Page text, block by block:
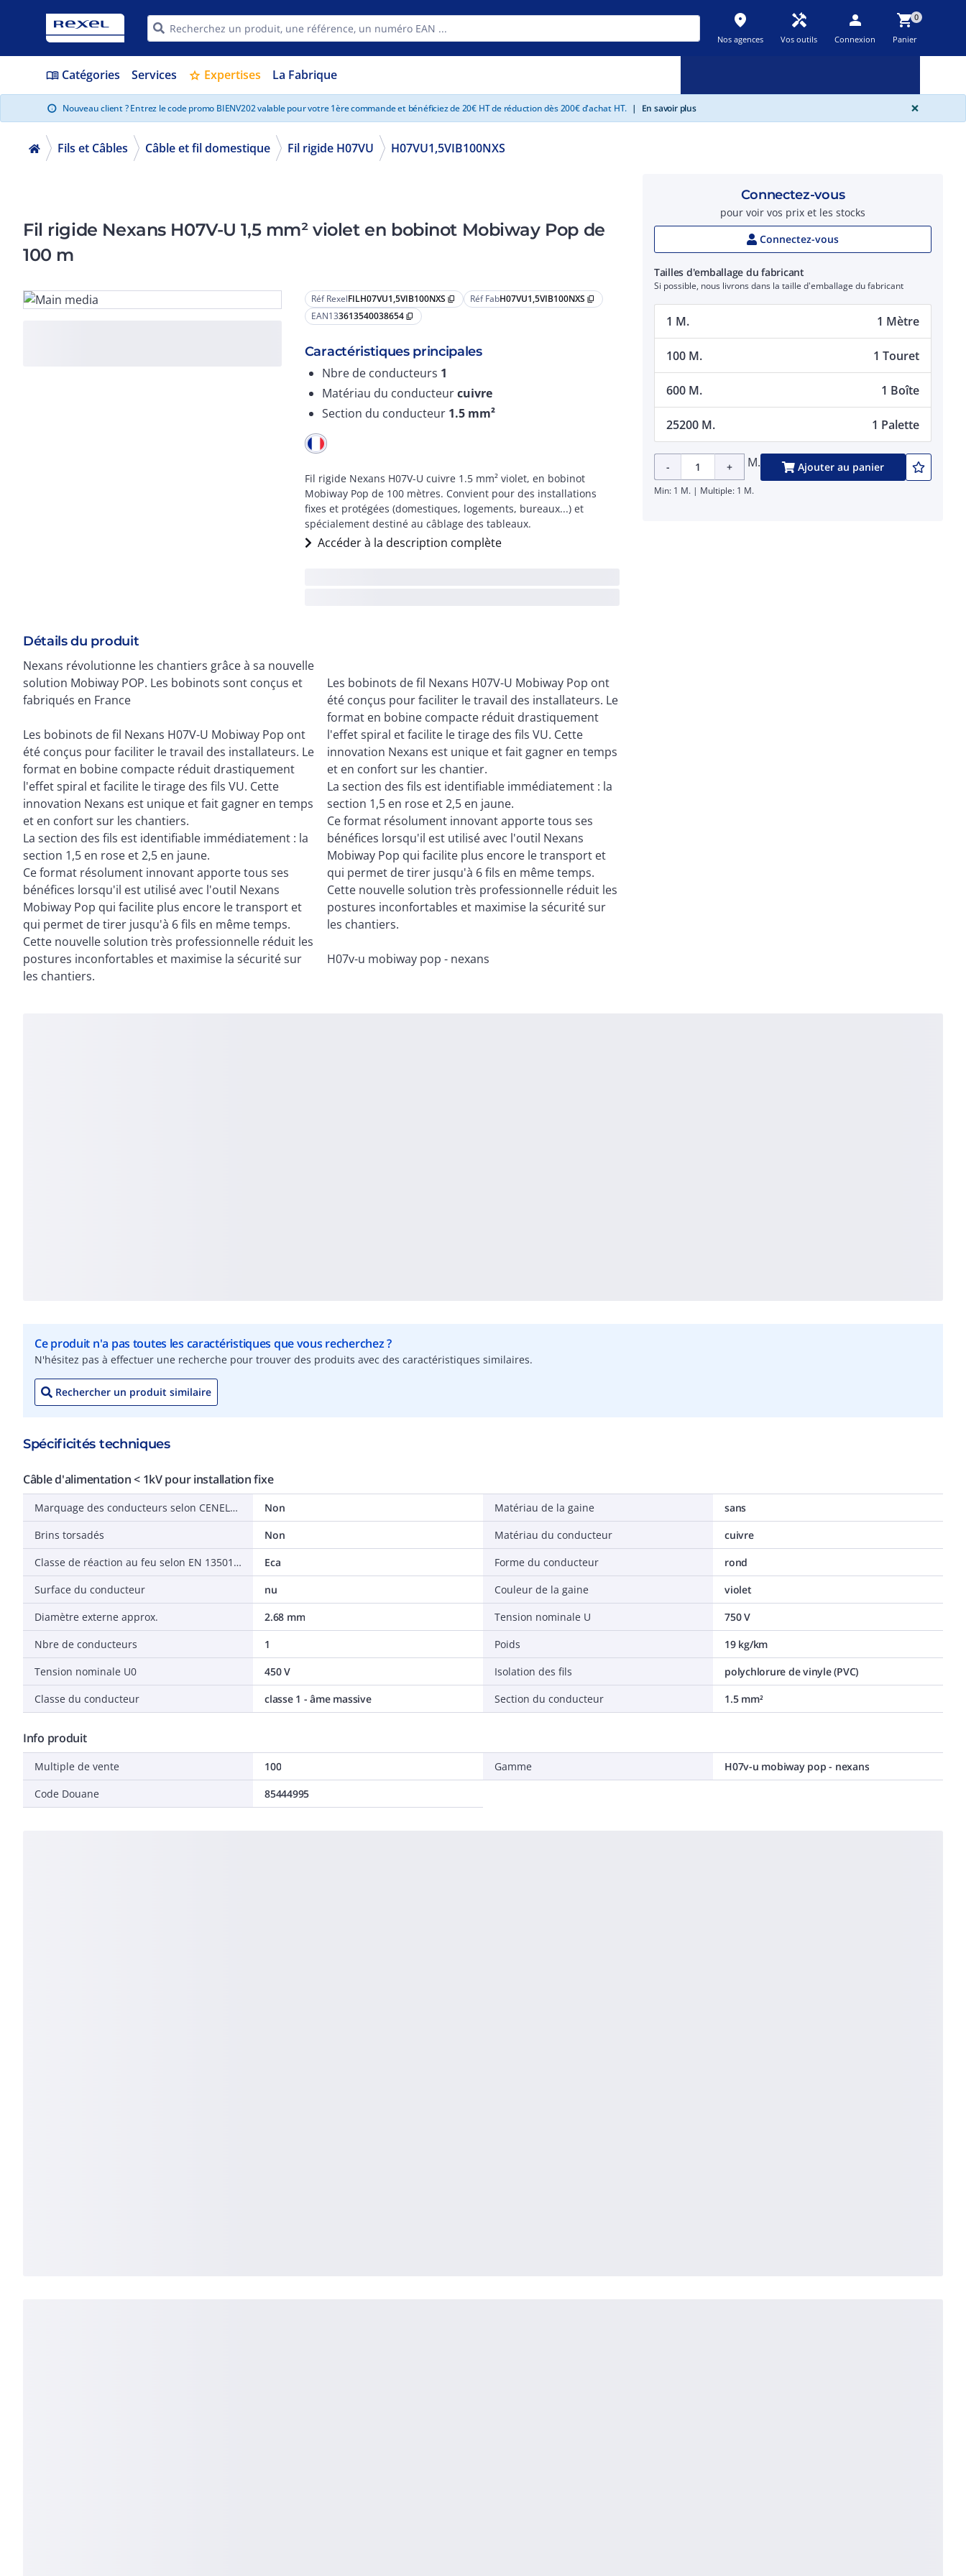
place
Nos agences
handyman
Vos outils
person
Connexion
shopping_cart0
Panier
menu_book Catégories Services star Expertises La Fabrique
info Nouveau client ? Entrez le code promo BIENV202 valable pour votre 1ère commande et bénéficiez de 20€ HT de réduction dès 200€ d'achat HT. | En savoir plus ×
Fils et Câbles Câble et fil domestique Fil rigide H07VU H07VU1,5VIB100NXS
Fil rigide Nexans H07V-U 1,5 mm² violet en bobinot Mobiway Pop de
100 m
Réf RexelFILH07VU1,5VIB100NXS content_copy Réf FabH07VU1,5VIB100NXS content_copy
EAN133613540038654 content_copy
Caractéristiques principales
Nbre de conducteurs 1
Matériau du conducteurcuivre
Section du conducteur 1.5 mm²
Fil rigide Nexans H07V-U cuivre 1.5 mm² violet, en bobinot
Mobiway Pop de 100 mètres. Convient pour des installations
fixes et protégées (domestiques, logements, bureaux...) et
spécialement destiné au câblage des tableaux.
Accéder à la description complète
Détails du produit
Nexans révolutionne les chantiers grâce à sa nouvelle
solution Mobiway POP. Les bobinots sont conçus et
fabriqués en France
Les bobinots de fil Nexans H07V-U Mobiway Pop ont
été conçus pour faciliter le travail des installateurs. Le
format en bobine compacte réduit drastiquement
l'effet spiral et facilite le tirage des fils VU. Cette
innovation Nexans est unique et fait gagner en temps
et en confort sur les chantiers.
La section des fils est identifiable immédiatement : la
section 1,5 en rose et 2,5 en jaune.
Ce format résolument innovant apporte tous ses
bénéfices lorsqu'il est utilisé avec l'outil Nexans
Mobiway Pop qui facilite plus encore le transport et
qui permet de tirer jusqu'à 6 fils en même temps.
Cette nouvelle solution très professionnelle réduit les
postures inconfortables et maximise la sécurité sur
les chantiers.
Les bobinots de fil Nexans H07V-U Mobiway Pop ont
été conçus pour faciliter le travail des installateurs. Le
format en bobine compacte réduit drastiquement
l'effet spiral et facilite le tirage des fils VU. Cette
innovation Nexans est unique et fait gagner en temps
et en confort sur les chantier.
La section des fils est identifiable immédiatement : la
section 1,5 en rose et 2,5 en jaune.
Ce format résolument innovant apporte tous ses
bénéfices lorsqu'il est utilisé avec l'outil Nexans
Mobiway Pop qui facilite plus encore le transport et
qui permet de tirer jusqu'à 6 fils en même temps.
Cette nouvelle solution très professionnelle réduit les
postures inconfortables et maximise la sécurité sur
les chantiers.
H07v-u mobiway pop - nexans
Connectez-vous
pour voir vos prix et les stocks
Connectez-vous
Tailles d'emballage du fabricant
Si possible, nous livrons dans la taille d'emballage du fabricant
1 M. 1 Mètre
100 M. 1 Touret
600 M. 1 Boîte
25200 M. 1 Palette
- + M. Ajouter au panier
Min: 1 M. | Multiple: 1 M.
Ce produit n'a pas toutes les caractéristiques que vous recherchez ?
N'hésitez pas à effectuer une recherche pour trouver des produits avec des caractéristiques similaires.
Rechercher un produit similaire
Spécificités techniques
Câble d'alimentation < 1kV pour installation fixe
Marquage des conducteurs selon CENELEC HD 308 S2
Non
Brins torsadés
Non
Classe de réaction au feu selon EN 13501-6
Eca
Surface du conducteur
nu
Diamètre externe approx.
2.68 mm
Nbre de conducteurs
1
Tension nominale U0
450 V
Classe du conducteur
classe 1 - âme massive
Matériau de la gaine
sans
Matériau du conducteur
cuivre
Forme du conducteur
rond
Couleur de la gaine
violet
Tension nominale U
750 V
Poids
19 kg/km
Isolation des fils
polychlorure de vinyle (PVC)
Section du conducteur
1.5 mm²
Info produit
Multiple de vente
100
Code Douane
85444995
Gamme H07v-u mobiway pop - nexans